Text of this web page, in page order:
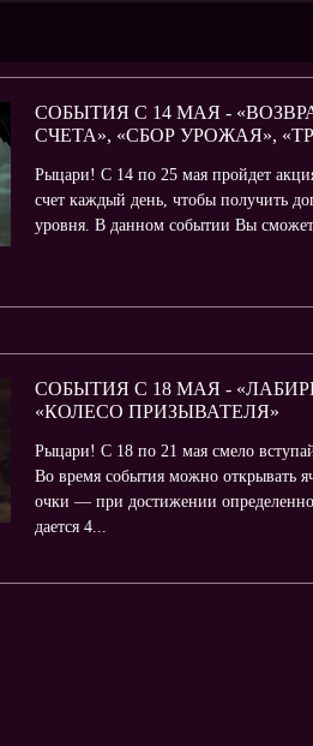
СОБЫТИЯ С 14 МАЯ -
СЧЕТА», «СБОР УРОЖАЯ»,
Рыцари! С 14 по 25 мая пройдет
счет каждый день, чтобы получить
уровня. В данном событии Вы
СОБЫТИЯ С 18 МАЯ -
«КОЛЕСО ПРИЗЫВАТЕЛЯ»
Рыцари! С 18 по 21 мая смело
Во время события можно открывать
очки — при достижении
дается 4...